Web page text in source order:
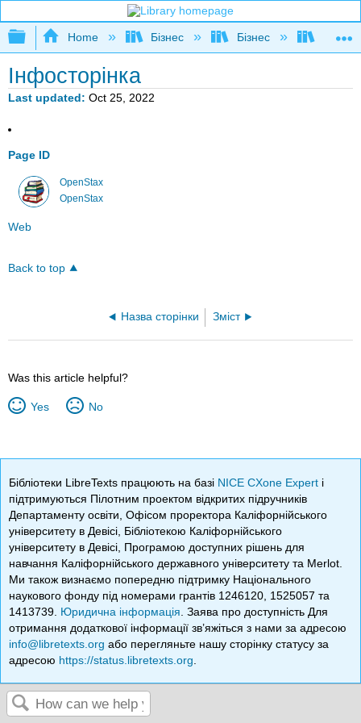
Expand/collapse global hierarchy
Home Бізнес Бізнес
Інфосторінка
Last updated Oct 25, 2022
Page ID
OpenStax
OpenStax
Web
Back to top
Назва сторінки Зміст
Was this article helpful?
Yes No
Бібліотеки LibreTexts працюють на базі NICE CXone Expert і
підтримуються Пілотним проектом відкритих підручників
Департаменту освіти, Офісом проректора Каліфорнійського
університету в Девісі, Бібліотекою Каліфорнійського
університету в Девісі, Програмою доступних рішень для
навчання Каліфорнійського державного університету та Merlot.
Ми також визнаємо попередню підтримку Національного
наукового фонду під номерами грантів 1246120, 1525057 та
1413739. Юридична інформація . Заява про доступність Для
отримання додаткової інформації зв’яжіться з нами за адресою
info@libretexts.org або перегляньте нашу сторінку статусу за
адресою https://status.libretexts.org